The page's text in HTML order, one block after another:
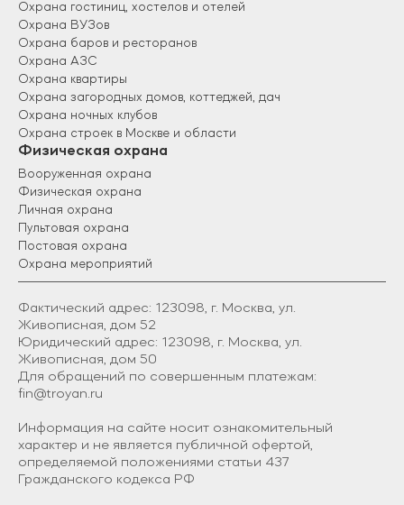
Охрана гостиниц, хостелов и отелей
Охрана ВУЗов
Охрана баров и ресторанов
Охрана АЗС
Охрана квартиры
Охрана загородных домов, коттеджей, дач
Охрана ночных клубов
Охрана строек в Москве и области
Физическая охрана
Вооруженная охрана
Физическая охрана
Личная охрана
Пультовая охрана
Постовая охрана
Охрана мероприятий
Фактический адрес: 123098, г. Москва, ул.
Живописная, дом 52
Юридический адрес: 123098, г. Москва, ул.
Живописная, дом 50
Для обращений по совершенным платежам:
fin@troyan.ru
Информация на сайте носит ознакомительный
характер и не является публичной офертой,
определяемой положениями статьи 437
Гражданского кодекса РФ